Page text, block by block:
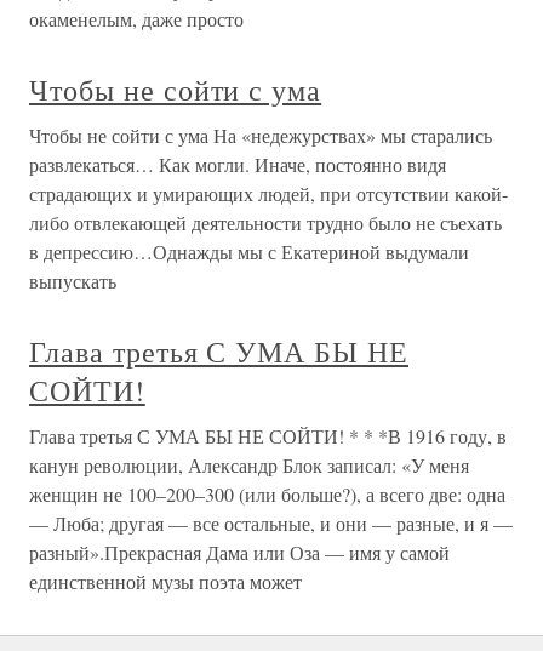
окаменелым, даже просто
Чтобы не сойти с ума
Чтобы не сойти с ума На «недежурствах» мы старались
развлекаться… Как могли. Иначе, постоянно видя
страдающих и умирающих людей, при отсутствии какой-
либо отвлекающей деятельности трудно было не съехать
в депрессию…Однажды мы с Екатериной выдумали
выпускать
Глава третья С УМА БЫ НЕ
СОЙТИ!
Глава третья С УМА БЫ НЕ СОЙТИ! * * *В 1916 году, в
канун революции, Александр Блок записал: «У меня
женщин не 100–200–300 (или больше?), а всего две: одна
— Люба; другая — все остальные, и они — разные, и я —
разный».Прекрасная Дама или Оза — имя у самой
единственной музы поэта может